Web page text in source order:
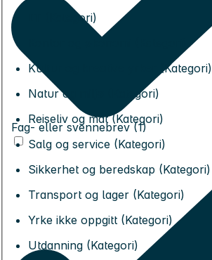
IT (Kategori)
Kultur og kreative yrker (Kategori)
Natur og miljø (Kategori)
Reiseliv og mat (Kategori)
Salg og service (Kategori)
Sikkerhet og beredskap (Kategori)
Transport og lager (Kategori)
Yrke ikke oppgitt (Kategori)
Utdanning (Kategori)
Fag- eller svennebrev (1)